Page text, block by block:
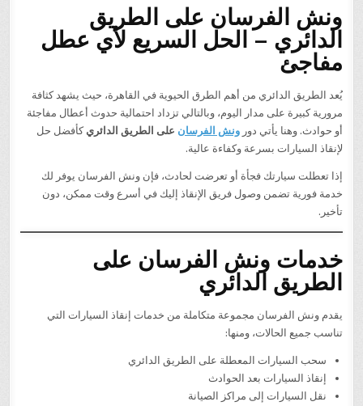
ونش الفرسان على الطريق
الدائري – الحل السريع لأي عطل
مفاجئ
يُعد الطريق الدائري من أهم الطرق الحيوية في القاهرة، حيث يشهد كثافة
مرورية كبيرة على مدار اليوم، وبالتالي تزداد احتمالية حدوث أعطال مفاجئة
أو حوادث. وهنا يأتي دورونش الفرسان على الطريق الدائري كأفضل حل
لإنقاذ السيارات بسرعة وكفاءة عالية.
إذا تعطلت سيارتك فجأة أو تعرضت لحادث، فإن ونش الفرسان يوفر لك
خدمة فورية تضمن وصول فريق الإنقاذ إليك في أسرع وقت ممكن، دون
تأخير.
خدمات ونش الفرسان على
الطريق الدائري
يقدم ونش الفرسان مجموعة متكاملة من خدمات إنقاذ السيارات التي
تناسب جميع الحالات، ومنها:
سحب السيارات المعطلة على الطريق الدائري
إنقاذ السيارات بعد الحوادث
نقل السيارات إلى مراكز الصيانة